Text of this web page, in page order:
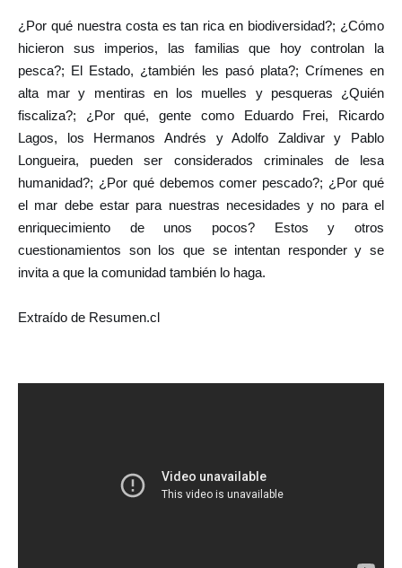
¿Por qué nuestra costa es tan rica en biodiversidad?; ¿Cómo
hicieron sus imperios, las familias que hoy controlan la
pesca?; El Estado, ¿también les pasó plata?; Crímenes en
alta mar y mentiras en los muelles y pesqueras ¿Quién
fiscaliza?; ¿Por qué, gente como Eduardo Frei, Ricardo
Lagos, los Hermanos Andrés y Adolfo Zaldivar y Pablo
Longueira, pueden ser considerados criminales de lesa
humanidad?; ¿Por qué debemos comer pescado?; ¿Por qué
el mar debe estar para nuestras necesidades y no para el
enriquecimiento de unos pocos? Estos y otros
cuestionamientos son los que se intentan responder y se
invita a que la comunidad también lo haga.
Extraído de Resumen.cl